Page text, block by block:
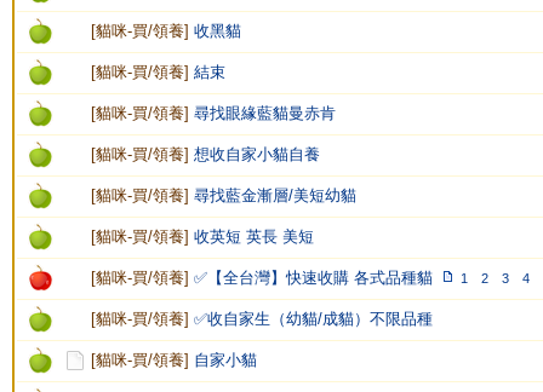
[貓咪-買/領養] 收黑貓
[貓咪-買/領養] 結束
[貓咪-買/領養] 尋找眼緣藍貓曼赤肯
[貓咪-買/領養] 想收自家小貓自養
[貓咪-買/領養] 尋找藍金漸層/美短幼貓
[貓咪-買/領養] 收英短 英長 美短
[貓咪-買/領養] ✅【全台灣】快速收購 各式品種貓 1 2 3 4
[貓咪-買/領養] ✅收自家生（幼貓/成貓）不限品種
[貓咪-買/領養] 自家小貓